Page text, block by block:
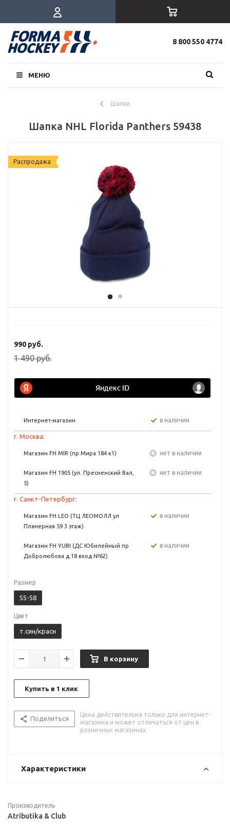
8 800 550 4774
МЕНЮ
Шапки
Шапка NHL Florida Panthers 59438
Распродажа
990 руб.
1 490руб.
Интернет-магазин в наличии
г. Москва:
Магазин FH MIR (пр Мира 184 к1) Нет в наличии
Магазин FH 1905 (ул. Пресненский Вал,
5)
Нет в наличии
г. Санкт-Петербург:
Магазин FH LEO (ТЦ ЛЕОМОЛЛ ул
Планерная 59 3 этаж)
в наличии
Магазин FH YUBI (ДС Юбилейный пр
Добролюбова д.18 вход №62)
в наличии
Размер
55-58
Цвет
т.син/красн
В корзину
Купить в 1 клик
Поделиться
Цена действительна только для интернет-
магазина и может отличаться от цен в
розничных магазинах
Характеристики
Производитель
Atributika & Club